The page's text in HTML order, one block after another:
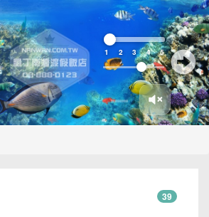
1 2 3 4 5
39